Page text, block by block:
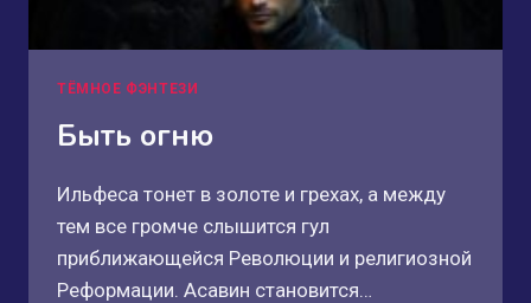
ТЁМНОЕ ФЭНТЕЗИ
Быть огню
Ильфеса тонет в золоте и грехах, а между
тем все громче слышится гул
приближающейся Революции и религиозной
Реформации. Асавин становится…